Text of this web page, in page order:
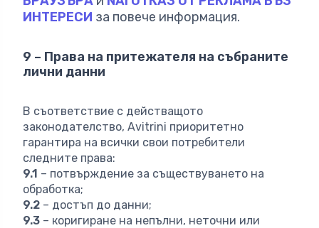
ИНТЕРЕСИ за повече информация.
9 – Права на притежателя на събраните
лични данни
В съответствие с действащото
законодателство, Avitrini приоритетно
гарантира на всички свои потребители
следните права:
9.1 – потвърждение за съществуването на
обработка;
9.2 – достъп до данни;
9.3 – коригиране на непълни, неточни или